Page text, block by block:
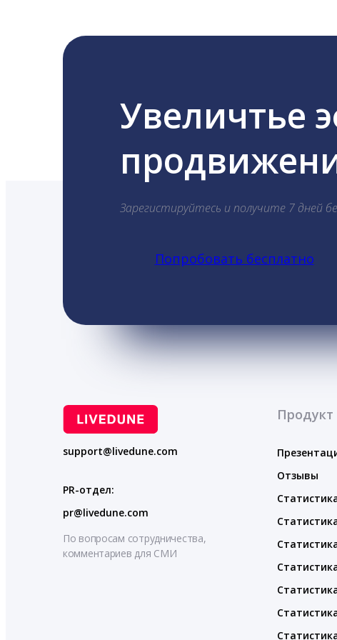
Увеличтье
Зарегистируйтесь и получите 7 дней
Попробовать бесплатно
support@livedune.com
PR-отдел:
pr@livedune.com
По вопросам сотрудничества,
комментариев для СМИ
Продукт
Отзывы